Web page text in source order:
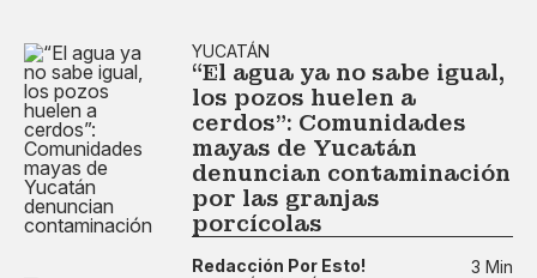
YUCATÁN
“El agua ya no sabe igual,
los pozos huelen a
cerdos”: Comunidades
mayas de Yucatán
denuncian contaminación
por las granjas
porcícolas
Redacción Por Esto!
3 Min